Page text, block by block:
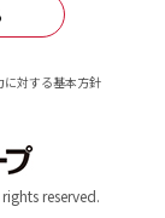
に対する基本方針
reserved.